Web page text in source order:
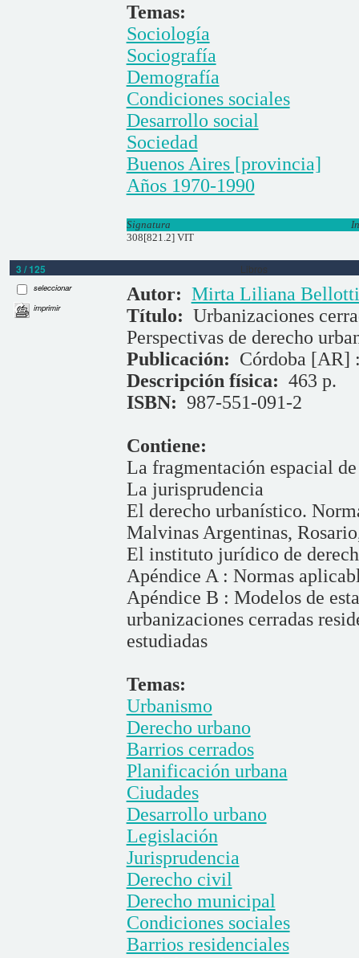
Temas:
Sociología
Sociografía
Demografía
Condiciones sociales
Desarrollo social
Sociedad
Buenos Aires [provincia]
Años 1970-1990
Signatura
308[821.2] VIT
3 / 125 Libros
seleccionar
imprimir
Autor: Mirta Liliana Bellotti
Título: Urbanizaciones
Perspectivas de derecho
Publicación: Córdoba [AR]
Descripción física: 463 p.
ISBN: 987-551-091-2
Contiene:
La fragmentación espacial
La jurisprudencia
El derecho urbanístico.
Malvinas Argentinas,
El instituto jurídico de
Apéndice A : Normas
Apéndice B : Modelos de
urbanizaciones cerradas
estudiadas
Temas:
Urbanismo
Derecho urbano
Barrios cerrados
Planificación urbana
Ciudades
Desarrollo urbano
Legislación
Jurisprudencia
Derecho civil
Derecho municipal
Condiciones sociales
Barrios residenciales